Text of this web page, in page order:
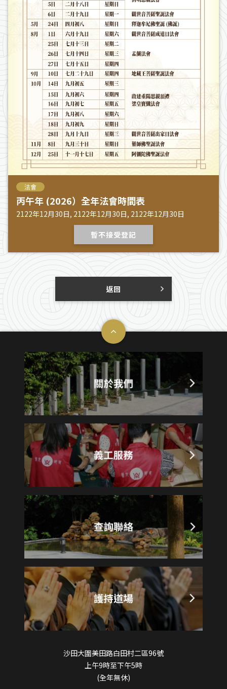
法會
丙午年 (2026）全年法會時間表
2122年12月30日, 2122年12月30日, 2122年12月30日
暫不接受登記
返回
沙田大圍美田路白田村二區96號
上午9時至下午5時
(全年無休)